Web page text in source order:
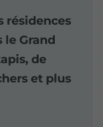
résidences
le Grand
de
et plus